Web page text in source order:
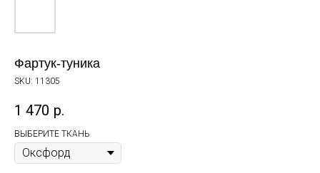
Фартук-туника
SKU: 11305
1 470 р.
ВЫБЕРИТЕ ТКАНЬ